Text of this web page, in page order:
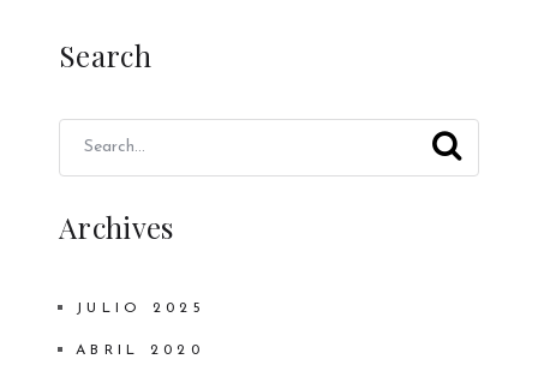
Search
Archives
JULIO 2025
ABRIL 2020